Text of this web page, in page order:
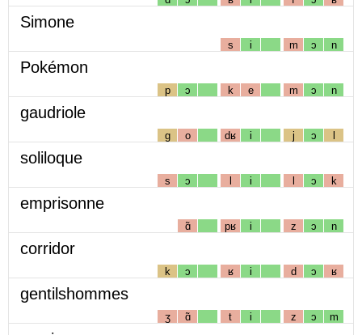
Simone
s i m ɔ n
Pokémon
p ɔ k e m ɔ n
gaudriole
g o dʁ i j ɔ l
soliloque
s ɔ l i l ɔ k
emprisonne
ɑ̃ pʁ i z ɔ n
corridor
k ɔ ʁ i d ɔ ʁ
gentilshommes
ʒ ɑ̃ t i z ɔ m